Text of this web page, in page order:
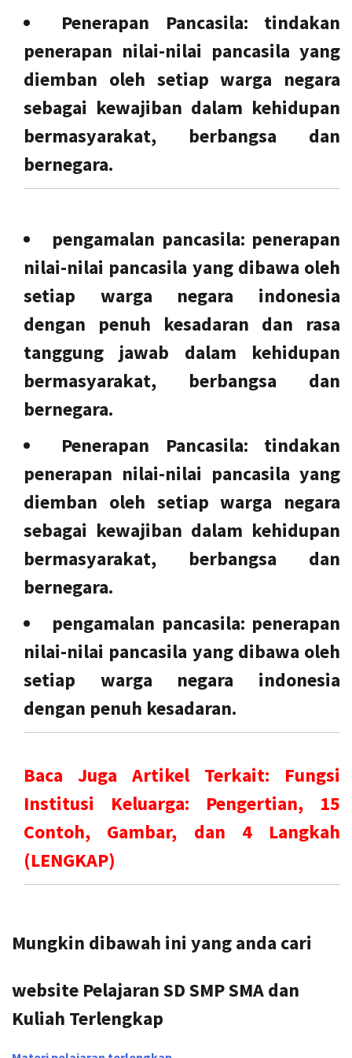
Penerapan Pancasila: tindakan
penerapan nilai-nilai pancasila yang
diemban oleh setiap warga negara
sebagai kewajiban dalam kehidupan
bermasyarakat, berbangsa dan
bernegara.
pengamalan pancasila: penerapan
nilai-nilai pancasila yang dibawa oleh
setiap warga negara indonesia
dengan penuh kesadaran dan rasa
tanggung jawab dalam kehidupan
bermasyarakat, berbangsa dan
bernegara.
Penerapan Pancasila: tindakan
penerapan nilai-nilai pancasila yang
diemban oleh setiap warga negara
sebagai kewajiban dalam kehidupan
bermasyarakat, berbangsa dan
bernegara.
pengamalan pancasila: penerapan
nilai-nilai pancasila yang dibawa oleh
setiap warga negara indonesia
dengan penuh kesadaran.
Baca Juga Artikel Terkait: Fungsi
Institusi Keluarga: Pengertian, 15
Contoh, Gambar, dan 4 Langkah
(LENGKAP)
Mungkin dibawah ini yang anda cari
website Pelajaran SD SMP SMA dan
Kuliah Terlengkap